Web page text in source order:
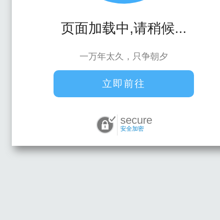
页面加载中,请稍候...
一万年太久，只争朝夕
立即前往
secure
安全加密